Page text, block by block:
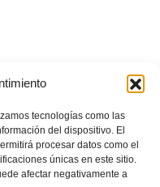
tecnologías como las
del dispositivo. El
procesar datos como el
únicas en este sitio.
afectar negativamente a